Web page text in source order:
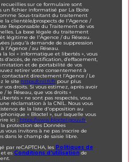
sur ce formulaire sont
un fichier informatisé par La Boite
Sous-traitant du traitement
la clientèle/prospects de l'Agence /
Responsable du Traitement de vos
La base légale du traitement
légitime de l'Agence / du Réseau.
jusqu'à demande de suppression
l'Agence / au Réseau.
la loi « informatique et libertés », vous
d’accès, de rectification, d’effacement,
et de portabilité de vos
retirer votre consentement à
directement l’Agence / Le
le site https://cnil.fr/fr pour plus
vos droits. Si vous estimez, après avoir
/ le Réseau, que vos droits «
» ne sont pas respectés, vous
réclamation à la CNIL. Nous vous
de la liste d'opposition au
« Bloctel », sur laquelle vous
ici : https://www.bloctel.gouv.fr.
protection des Données
vous invitons à ne pas inscrire de
dans le champ de saisie libre.
par reCAPTCHA, les Politiques de
et es Conditions d'utilisation de